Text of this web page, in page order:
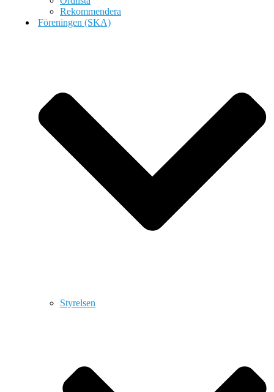
Rekommendera
Föreningen (SKA)
Styrelsen